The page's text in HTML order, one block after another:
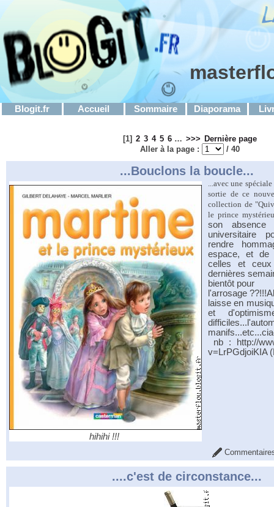
Blogit.fr Accueil Sommaire Diaporama
[1] 2 3 4 5 6… >>> Dernière page
Aller à la page :
/ 40
...Bouclons la boucle...
hihihi !!!
...avec une
sortie de ce
collection de
le prince
son absence
universitaire
rendre
espace, et de
celles et
dernières
bientôt pour
l'arrosage
laisse en
et
nb : http://
v=LrPGdjoiKIA
....c'est de circonstance...